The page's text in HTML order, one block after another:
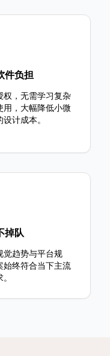
件负担
权，无需学习复杂
用，大幅降低小微
计成本。
掉队
觉趋势与平台规
始终符合当下主流